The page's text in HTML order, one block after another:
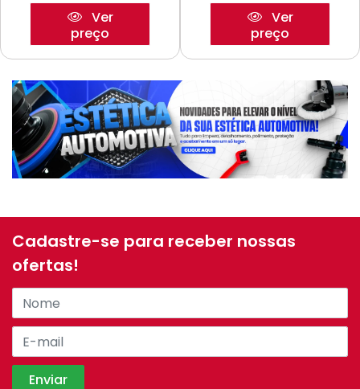
Ver
preço
Ver
preço
Cadastre-se para receber nossas
ofertas!